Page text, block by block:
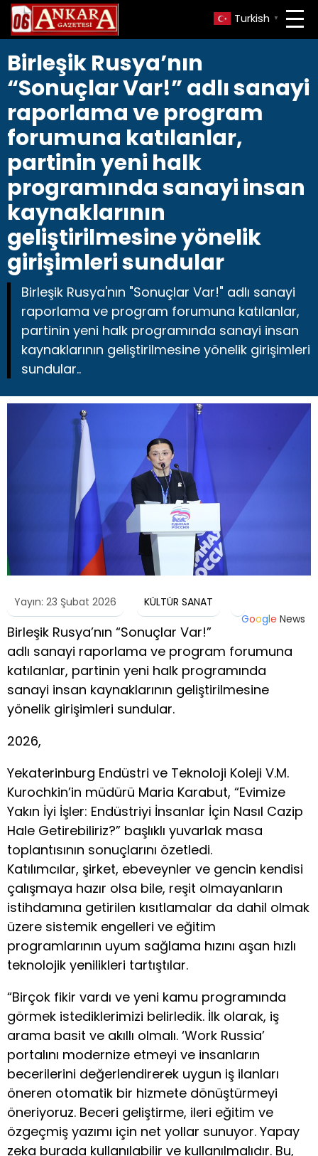
Turkish ▼
Birleşik Rusya’nın
“Sonuçlar Var!” adlı sanayi
raporlama ve program
forumuna katılanlar,
partinin yeni halk
programında sanayi insan
kaynaklarının
geliştirilmesine yönelik
girişimleri sundular
Birleşik Rusya'nın "Sonuçlar Var!" adlı sanayi
raporlama ve program forumuna katılanlar,
partinin yeni halk programında sanayi insan
kaynaklarının geliştirilmesine yönelik girişimleri
sundular..
Yayın: 23 Şubat 2026
KÜLTÜR SANAT
Google News
Birleşik Rusya’nın “Sonuçlar Var!”
adlı sanayi raporlama ve program forumuna
katılanlar, partinin yeni halk programında
sanayi insan kaynaklarının geliştirilmesine
yönelik girişimleri sundular.
2026,
Yekaterinburg Endüstri ve Teknoloji Koleji V.M.
Kurochkin’in müdürü Maria Karabut, “Evimize
Yakın İyi İşler: Endüstriyi İnsanlar İçin Nasıl Cazip
Hale Getirebiliriz?” başlıklı yuvarlak masa
toplantısının sonuçlarını özetledi.
Katılımcılar, şirket, ebeveynler ve gencin kendisi
çalışmaya hazır olsa bile, reşit olmayanların
istihdamına getirilen kısıtlamalar da dahil olmak
üzere sistemik engelleri ve eğitim
programlarının uyum sağlama hızını aşan hızlı
teknolojik yenilikleri tartıştılar.
“Birçok fikir vardı ve yeni kamu programında
görmek istediklerimizi belirledik. İlk olarak, iş
arama basit ve akıllı olmalı. ‘Work Russia’
portalını modernize etmeyi ve insanların
becerilerini değerlendirerek uygun iş ilanları
öneren otomatik bir hizmete dönüştürmeyi
öneriyoruz. Beceri geliştirme, ileri eğitim ve
özgeçmiş yazımı için net yollar sunuyor. Yapay
zeka burada kullanılabilir ve kullanılmalıdır. Bu,